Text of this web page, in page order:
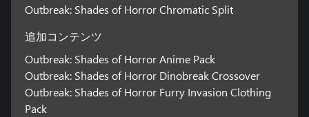
Outbreak: Shades of Horror Chromatic Split
追加コンテンツ
Outbreak: Shades of Horror Anime Pack
Outbreak: Shades of Horror Dinobreak Crossover
Outbreak: Shades of Horror Furry Invasion Clothing
Pack